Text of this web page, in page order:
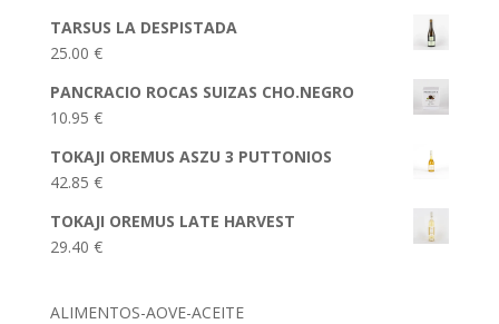
TARSUS LA DESPISTADA
25.00 €
PANCRACIO ROCAS SUIZAS CHO.NEGRO
10.95 €
TOKAJI OREMUS ASZU 3 PUTTONIOS
42.85 €
TOKAJI OREMUS LATE HARVEST
29.40 €
ALIMENTOS-AOVE-ACEITE